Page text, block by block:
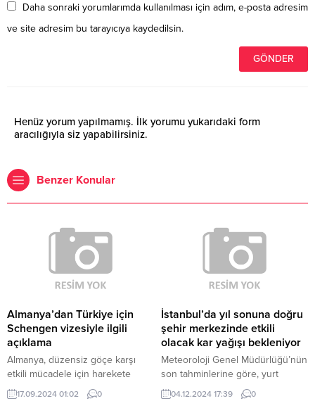
Daha sonraki yorumlarımda kullanılması için adım, e-posta adresim
ve site adresim bu tarayıcıya kaydedilsin.
Henüz yorum yapılmamış. İlk yorumu yukarıdaki form
aracılığıyla siz yapabilirsiniz.
Benzer Konular
Almanya’dan Türkiye için
Schengen vizesiyle ilgili
açıklama
Almanya, düzensiz göçe karşı
etkili mücadele için harekete
geçti… Almanya, düzensiz göçle
17.09.2024 01:02 0
İstanbul’da yıl sonuna doğru
şehir merkezinde etkili
olacak kar yağışı bekleniyor
Meteoroloji Genel Müdürlüğü’nün
son tahminlerine göre, yurt
genelinde parçalı ve çok bulutlu
04.12.2024 17:39 0